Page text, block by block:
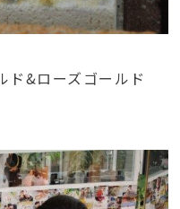
ド&ローズゴールド